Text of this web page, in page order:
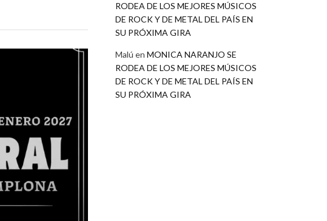
RODEA DE LOS MEJORES MÚSICOS
DE ROCK Y DE METAL DEL PAÍS EN
SU PRÓXIMA GIRA
Malú en MONICA NARANJO SE
RODEA DE LOS MEJORES MÚSICOS
DE ROCK Y DE METAL DEL PAÍS EN
SU PRÓXIMA GIRA